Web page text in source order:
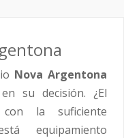
Nova Argentona
su decisión. ¿El
con la suficiente
equipamiento